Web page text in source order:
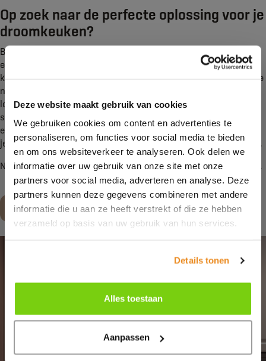
Deze website maakt gebruik van cookies
We gebruiken cookies om content en advertenties te
personaliseren, om functies voor social media te bieden
en om ons websiteverkeer te analyseren. Ook delen we
informatie over uw gebruik van onze site met onze
partners voor social media, adverteren en analyse. Deze
partners kunnen deze gegevens combineren met andere
informatie die u aan ze heeft verstrekt of die ze hebben
verzameld op basis van uw gebruik van hun services.
Details tonen
Alles toestaan
Aanpassen
Op zoek naar de perfecte oplossing voor je
droomkeuken?
Bij Kroon Keukens & Badkamers begrijpen we hoe belangrijk
een goed georganiseerde keuken is. We bieden hoogwaardige
keukenoplossingen die perfect aansluiten op je behoeften. Of je
nu op zoek bent naar een moderne uitstraling of een klassieke
look, bij Kroon Keukens & Badkamers hebben we een breed
scala aan keukens om uit te kiezen. Neem contact met ons op
en ontdek hoe we jouw droomkeuken kunnen realiseren, zodat
je kunt genieten van een efficiënte en moeiteloze kookervaring.
Neem dan contact met ons op of kom langs in onzeshowroom
Maak een afspraak